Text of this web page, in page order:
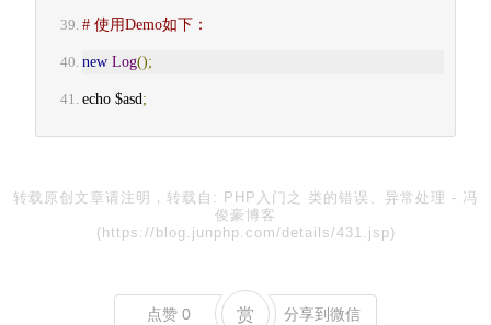
# 使用Demo如下：
new Log();
echo $asd;
转载原创文章请注明，转载自: PHP入门之 类的错误、异常处理 - 冯
俊豪博客
(https://blog.junphp.com/details/431.jsp)
点赞 0 赏 分享到微信